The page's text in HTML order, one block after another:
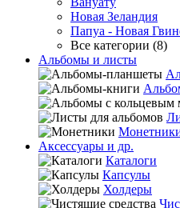
Новая Зеландия
Папуа - Новая
Все категории (8)
Альбомы и листы
Аксессуары и др.
Каталоги
Капсулы
Холдеры